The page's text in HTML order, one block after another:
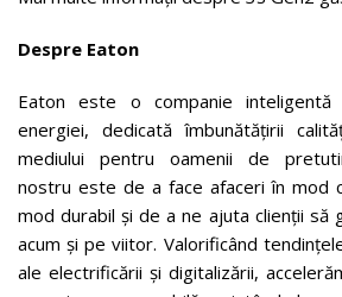
Despre Eaton
Eaton este o companie
energiei, dedicată îmbunătățirii
mediului pentru oamenii de
nostru este de a face afaceri în mod
mod durabil și de a ne ajuta clienții să
acum și pe viitor. Valorificând
ale electrificării și digitalizării,